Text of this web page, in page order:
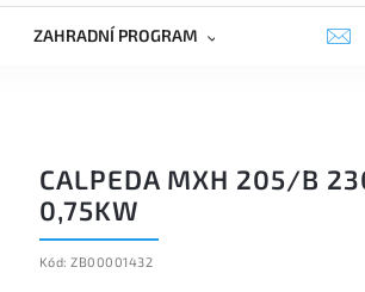
ZAHRADNÍ PROGRAM NÁHRADNÍ
CALPEDA MXH 205/B
0,75KW
Kód: ZB00001432